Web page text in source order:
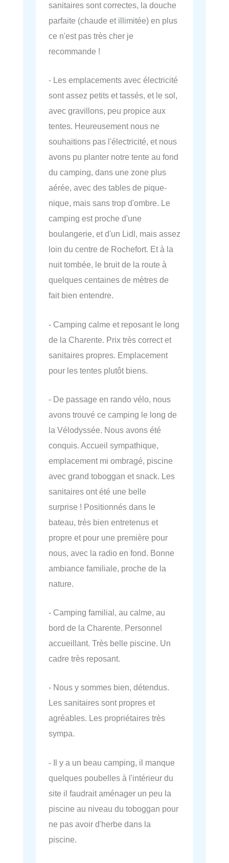
sanitaires sont correctes, la douche
parfaite (chaude et illimitée) en plus
ce n'est pas très cher je
recommande !
- Les emplacements avec électricité
sont assez petits et tassés, et le sol,
avec gravillons, peu propice aux
tentes. Heureusement nous ne
souhaitions pas l'électricité, et nous
avons pu planter notre tente au fond
du camping, dans une zone plus
aérée, avec des tables de pique-
nique, mais sans trop d'ombre. Le
camping est proche d'une
boulangerie, et d'un Lidl, mais assez
loin du centre de Rochefort. Et à la
nuit tombée, le bruit de la route à
quelques centaines de mètres de
fait bien entendre.
- Camping calme et reposant le long
de la Charente. Prix très correct et
sanitaires propres. Emplacement
pour les tentes plutôt biens.
- De passage en rando vélo, nous
avons trouvé ce camping le long de
la Vélodyssée. Nous avons été
conquis. Accueil sympathique,
emplacement mi ombragé, piscine
avec grand toboggan et snack. Les
sanitaires ont été une belle
surprise ! Positionnés dans le
bateau, très bien entretenus et
propre et pour une première pour
nous, avec la radio en fond. Bonne
ambiance familiale, proche de la
nature.
- Camping familial, au calme, au
bord de la Charente. Personnel
accueillant. Très belle piscine. Un
cadre très reposant.
- Nous y sommes bien, détendus.
Les sanitaires sont propres et
agréables. Les propriétaires très
sympa.
- Il y a un beau camping, il manque
quelques poubelles à l'intérieur du
site il faudrait aménager un peu la
piscine au niveau du toboggan pour
ne pas avoir d'herbe dans la
piscine.